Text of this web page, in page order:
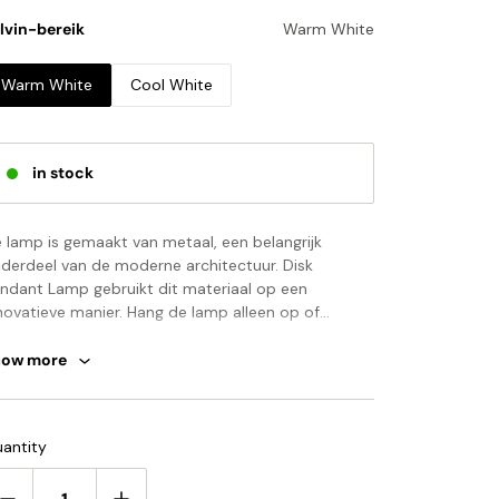
bereik Warm White
Warm White Cool White
in stock
lamp is gemaakt van metaal, een belangrijk
van de moderne architectuur. Disk
Lamp gebruikt dit materiaal op een
manier. Hang de lamp alleen op of
hoogtes.
toepasselijke naam Disk Pendant Lamp zorgt voor
industrieel en gebruikt licht om een
more